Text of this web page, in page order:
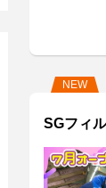
NEW
SGフィ